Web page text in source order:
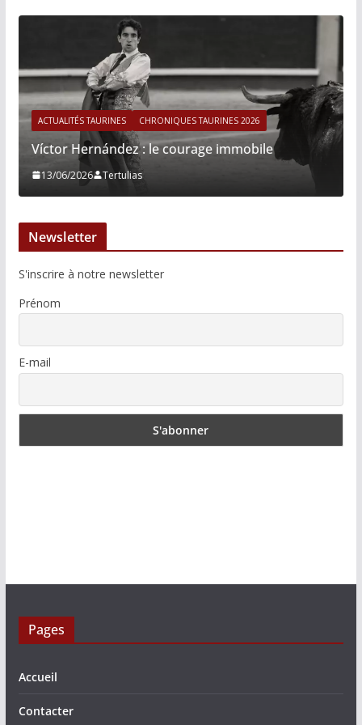
ACTUALITÉS TAURINES CHRONIQUES TAURINES 2026
Víctor Hernández : le courage immobile
13/06/2026 Tertulias
Newsletter
S'inscrire à notre newsletter
Prénom
E-mail
Pages
Accueil
Contacter